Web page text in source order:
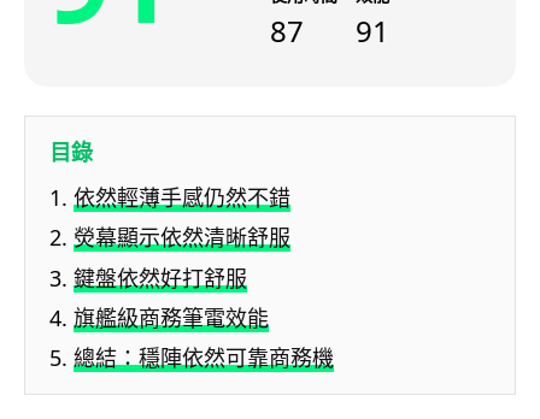
87 91
目錄
依然輕薄手感仍然不錯
熒幕顯示依然清晰舒服
鍵盤依然好打舒服
旗艦級商務筆電效能
總結：穩陣依然可靠商務機